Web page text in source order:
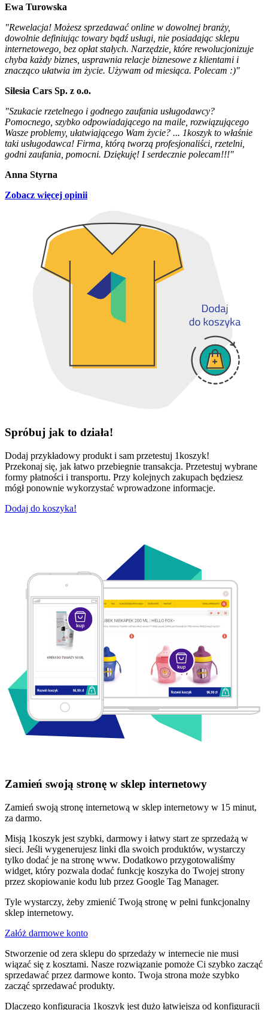
Ewa Turowska
"Rewelacja! Możesz sprzedawać online w dowolnej branży,
dowolnie definiując towary bądź usługi, nie posiadając sklepu
internetowego, bez opłat stałych. Narzędzie, które rewolucjonizuje
chyba każdy biznes, usprawnia relacje biznesowe z klientami i
znacząco ułatwia im życie. Używam od miesiąca. Polecam :)"
Silesia Cars Sp. z o.o.
"Szukacie rzetelnego i godnego zaufania usługodawcy?
Pomocnego, szybko odpowiadającego na maile, rozwiązującego
Wasze problemy, ułatwiającego Wam życie? ... 1koszyk to właśnie
taki usługodawca! Firma, którą tworzą profesjonaliści, rzetelni,
godni zaufania, pomocni. Dziękuję! I serdecznie polecam!!!"
Anna Styrna
Zobacz więcej opinii
Spróbuj jak to działa!
Dodaj przykładowy produkt i sam przetestuj 1koszyk!
Przekonaj się, jak łatwo przebiegnie transakcja. Przetestuj wybrane
formy płatności i transportu. Przy kolejnych zakupach będziesz
mógł ponownie wykorzystać wprowadzone informacje.
Dodaj do koszyka!
Zamień swoją stronę w sklep internetowy
Zamień swoją stronę internetową w sklep internetowy w 15 minut,
za darmo.
Misją 1koszyk jest szybki, darmowy i łatwy start ze sprzedażą w
sieci. Jeśli wygenerujesz linki dla swoich produktów, wystarczy
tylko dodać je na stronę www. Dodatkowo przygotowaliśmy
widget, który pozwala dodać funkcję koszyka do Twojej strony
przez skopiowanie kodu lub przez Google Tag Manager.
Tyle wystarczy, żeby zmienić Twoją stronę w pełni funkcjonalny
sklep internetowy.
Załóż darmowe konto
Stworzenie od zera sklepu do sprzedaży w internecie nie musi
wiązać się z kosztami. Nasze rozwiązanie pomoże Ci szybko zacząć
sprzedawać przez darmowe konto. Twoja strona może szybko
zacząć sprzedawać produkty.
Dlaczego konfiguracja 1koszyk jest dużo łatwiejsza od konfiguracji